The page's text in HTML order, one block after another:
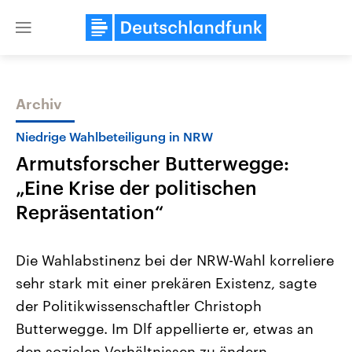
Close
Themen
2026
Alle Informationen
Sachsen-Anhalt wählt am 6.
September 2026 einen neuen
Landtag. Seit 2021 wird das
Bundesland von einer Koalition aus
Aktuelle Beiträge,
Hintergründe
Wirtschaftlich und
gehören die Vereinigten
den mächtigsten Ländern
mit großem Einfluss auf
Archiv
Niedrige Wahlbeteiligung in NRW
Armutsforscher Butterwegge:
„Eine Krise der politischen
Repräsentation“
Die Wahlabstinenz bei der NRW-Wahl korreliere
sehr stark mit einer prekären Existenz, sagte
der Politikwissenschaftler Christoph
Butterwegge. Im Dlf appellierte er, etwas an